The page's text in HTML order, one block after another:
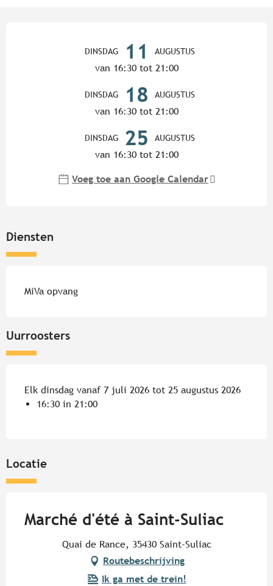
DINSDAG 11 AUGUSTUS
van 16:30 tot 21:00
DINSDAG 18 AUGUSTUS
van 16:30 tot 21:00
DINSDAG 25 AUGUSTUS
van 16:30 tot 21:00
Voeg toe aan Google Calendar
Diensten
MiVa opvang
Uurroosters
Elk dinsdag vanaf 7 juli 2026 tot 25 augustus 2026
16:30 in 21:00
Locatie
Marché d'été à Saint-Suliac
Quai de Rance, 35430 Saint-Suliac
Routebeschrijving
Ik ga met de trein!